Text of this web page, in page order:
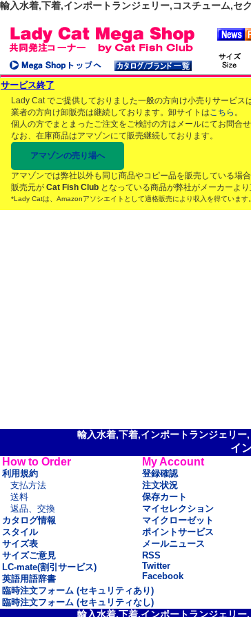
輸入水着,下着,インポートランジェリー,コスチューム,セ
サービス終了
Lady Cat でご提供しておりました一般の方向け小売りサービ
業者の方向け卸販売は継続しております。卸サイトはこちら 。
個人の方でまとまったご注文をご検討の方はメールにてお問合せ
なお、在庫商品はアマゾンにて販売継続しております。
アマゾンの売り場へ
アマゾンでは弊社以外も同じ商品やコピー品を販売している場合
販売元が Cat Fish Club となっている商品が弊社がメーカーよ
*Lady Catは、Amazonアソシエイトとして適格販売により収入を得ています。
輸入水着,下着,インポートランジェリ
イ
How to Order
利用規約
支払方法
送料
返品、交換
カタログ情報
スタイル
サイズ表
サイズご意見
LC-mate(割引サービス)
英語用語辞書
My Account
登録確認
注文状況
保存カート
マイセレクション
マイクローゼット
ポイントサービス
メールニュース
RSS
Twitter
Facebook
臨時注文フォーム (セキュリティあり)
臨時注文フォーム (セキュリティなし)
輸入水着,下着,インポートランジェリ